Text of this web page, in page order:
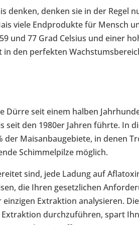
denken, denken sie in der Regel
viele Endprodukte für Mensch
und 77 Grad Celsius und einer
den perfekten
Dürre seit einem halben
den 1980er Jahren führte. In
der Maisanbaugebiete, in denen
Schimmelpilze möglich.
sind, jede Ladung auf
die Ihren gesetzlichen
Extraktion analysieren.
durchzuführen, spart